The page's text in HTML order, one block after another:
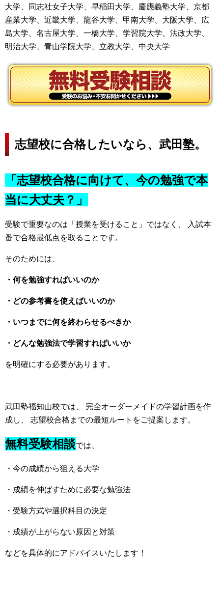
大学、同志社女子大学、早稲田大学、慶應義塾大学、京都
産業大学、近畿大学、龍谷大学、甲南大学、大阪大学、広
島大学、名古屋大学、一橋大学、学習院大学、法政大学、
明治大学、青山学院大学、立教大学、中央大学
志望校に合格したいなら、武田塾。
「志望校合格に向けて、今の勉強で本
当に大丈夫？」
受験で重要なのは「授業を受けること」ではなく、 入試本
番で合格最低点を取ることです。
そのためには、
・何を勉強すればいいのか
・どの参考書を使えばいいのか
・いつまでに何を終わらせるべきか
・どんな勉強法で学習すればいいか
を明確にする必要があります。
武田塾福知山校では、 完全オーダーメイドの学習計画を作
成し、 志望校合格までの最短ルートをご提案します。
無料受験相談では、
・今の成績から狙える大学
・成績を伸ばすために必要な勉強法
・受験方式や選択科目の決定
・成績が上がらない原因と対策
などを具体的にアドバイスいたします！